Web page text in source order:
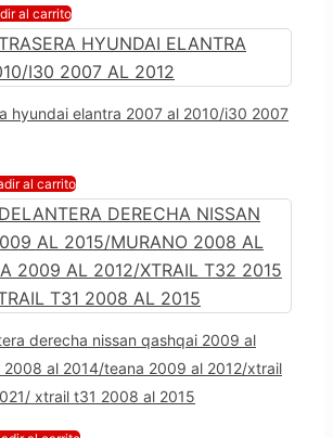
al carrito
hyundai elantra 2007 al 2010/i30 2007
al carrito
derecha nissan qashqai 2009 al
2008 al 2014/teana 2009 al 2012/xtrail
xtrail t31 2008 al 2015